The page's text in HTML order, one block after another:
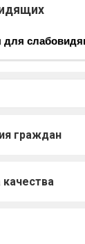
для
граждан